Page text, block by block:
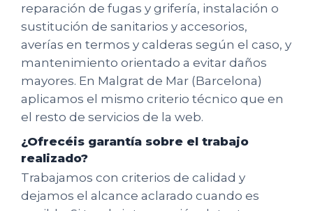
reparación de fugas y grifería, instalación o
sustitución de sanitarios y accesorios,
averías en termos y calderas según el caso, y
mantenimiento orientado a evitar daños
mayores. En Malgrat de Mar (Barcelona)
aplicamos el mismo criterio técnico que en
el resto de servicios de la web.
¿Ofrecéis garantía sobre el trabajo
realizado?
Trabajamos con criterios de calidad y
dejamos el alcance aclarado cuando es